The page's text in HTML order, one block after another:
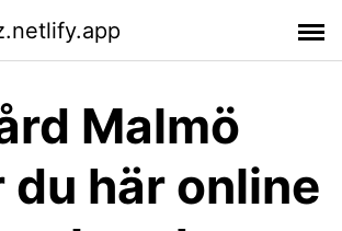
Malmö
du här online